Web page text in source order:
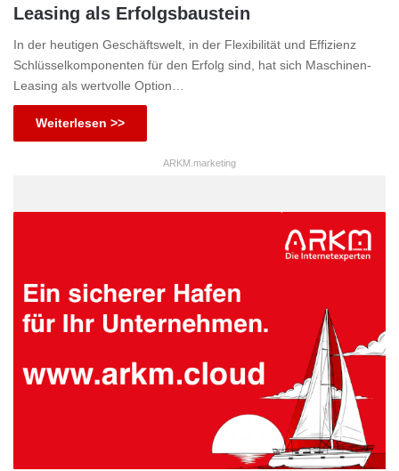
Leasing als Erfolgsbaustein
In der heutigen Geschäftswelt, in der Flexibilität und Effizienz
Schlüsselkomponenten für den Erfolg sind, hat sich Maschinen-
Leasing als wertvolle Option…
Weiterlesen >>
ARKM.marketing